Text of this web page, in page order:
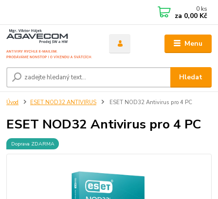
Menu
Hledat
0 ks
za 0,00 Kč
Úvod ESET NOD32 ANTIVIRUS ESET NOD32 Antivirus pro 4 PC
ESET NOD32 Antivirus pro 4 PC
Doprava ZDARMA